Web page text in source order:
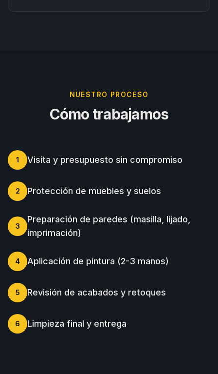
NUESTRO PROCESO
Cómo trabajamos
1 Visita y presupuesto sin compromiso
2 Protección de muebles y suelos
3
Preparación de paredes (masilla, lijado,
imprimación)
4 Aplicación de pintura (2-3 manos)
5 Revisión de acabados y retoques
6 Limpieza final y entrega